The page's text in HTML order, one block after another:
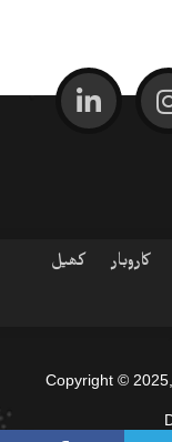
کاروبار
کھیل
Copyright ©